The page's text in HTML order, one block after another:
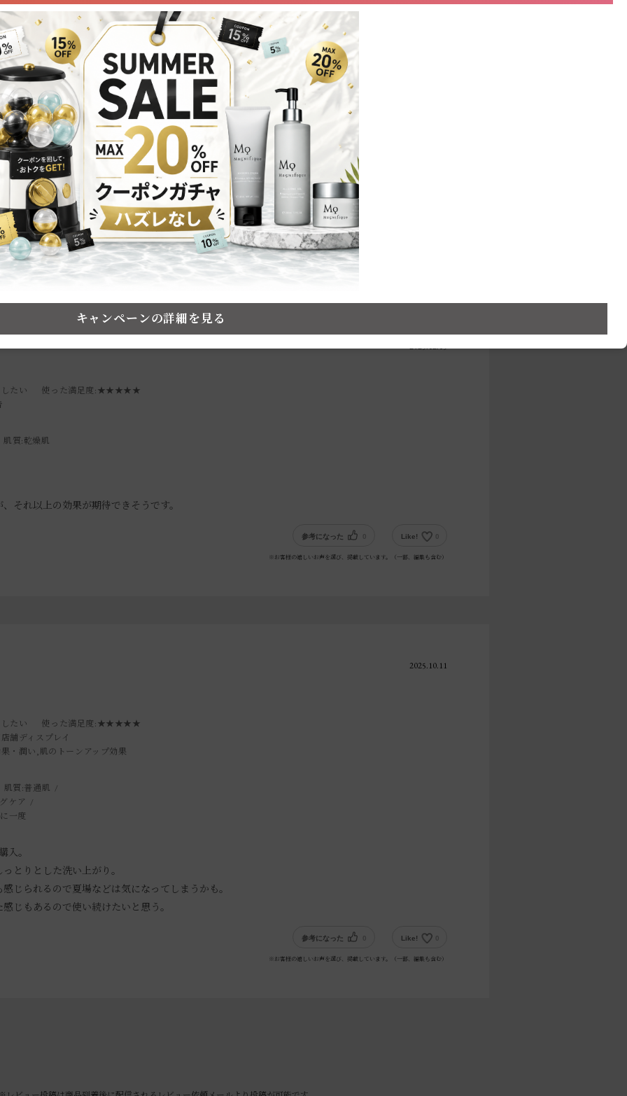
User’s Review
お客様の声
5.0
ュー件数：2件
★
(2)
4
(0)
★ 3
(0)
★2
(0)
★
1 (0)
絞り込み 表示：新しい順
2025.12.15
たい 使った満足度:★★★★★
肌質:乾燥肌
それ以上の効果が期待できそうです。
参考になった 0 Like! 0
※お客様の嬉しいお声を選び、掲載しています。（一部、編集も含む）
2025.10.11
たい 使った満足度:★★★★★
舗ディスプレイ
・潤い,肌のトーンアップ効果
肌質:普通肌
ケア
一度
入。
とりとした洗い上がり。
じられるので夏場などは気になってしまうかも。
じもあるので使い続けたいと思う。
参考になった 0 Like! 0
※お客様の嬉しいお声を選び、掲載しています。（一部、編集も含む）
キャンペーンの詳細を見る